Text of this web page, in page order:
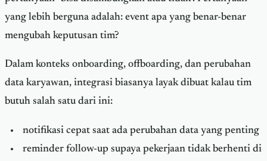
yang lebih berguna adalah: event apa yang benar-benar
mengubah keputusan tim?
Dalam konteks onboarding, offboarding, dan perubahan
data karyawan, integrasi biasanya layak dibuat kalau tim
butuh salah satu dari ini:
notifikasi cepat saat ada perubahan data yang penting
reminder follow-up supaya pekerjaan tidak berhenti di